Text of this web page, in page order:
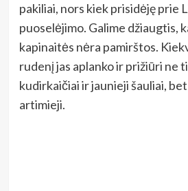
pakiliai, nors kiek prisidėję prie
puoselėjimo. Galime džiaugtis,
kapinaitės nėra pamirštos.
rudenį jas aplanko ir prižiūri ne
kudirkaičiai ir jaunieji šauliai,
artimieji.